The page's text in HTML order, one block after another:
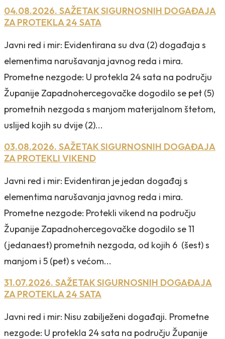
04.08.2026. SAŽETAK SIGURNOSNIH DOGAĐAJA
ZA PROTEKLA 24 SATA
Javni red i mir: Evidentirana su dva (2) događaja s
elementima narušavanja javnog reda i mira.
Prometne nezgode: U protekla 24 sata na području
Županije Zapadnohercegovačke dogodilo se pet (5)
prometnih nezgoda s manjom materijalnom štetom,
uslijed kojih su dvije (2)...
03.08.2026. SAŽETAK SIGURNOSNIH DOGAĐAJA
ZA PROTEKLI VIKEND
Javni red i mir: Evidentiran je jedan događaj s
elementima narušavanja javnog reda i mira.
Prometne nezgode: Protekli vikend na području
Županije Zapadnohercegovačke dogodilo se 11
(jedanaest) prometnih nezgoda, od kojih 6 (šest) s
manjom i 5 (pet) s većom...
31.07.2026. SAŽETAK SIGURNOSNIH DOGAĐAJA
ZA PROTEKLA 24 SATA
Javni red i mir: Nisu zabilježeni događaji. Prometne
nezgode: U protekla 24 sata na području Županije